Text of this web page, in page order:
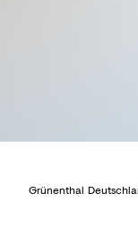
Grünenthal